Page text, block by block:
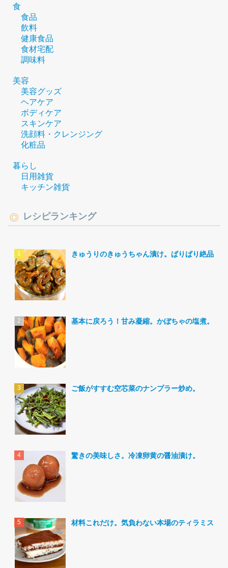
食
食品
飲料
健康食品
食材宅配
調味料
美容
美容グッズ
ヘアケア
ボディケア
スキンケア
洗顔料・クレンジング
化粧品
暮らし
日用雑貨
キッチン雑貨
レシピランキング
きゅうりのきゅうちゃん漬け。ぱりぱり絶品。
基本に戻ろう！甘み凝縮。かぼちゃの塩煮。
ご飯がすすむ空芯菜のナンプラー炒め。
驚きの美味しさ。冷凍卵黄の醤油漬け。
材料これだけ。気負わない本場のティラミス。